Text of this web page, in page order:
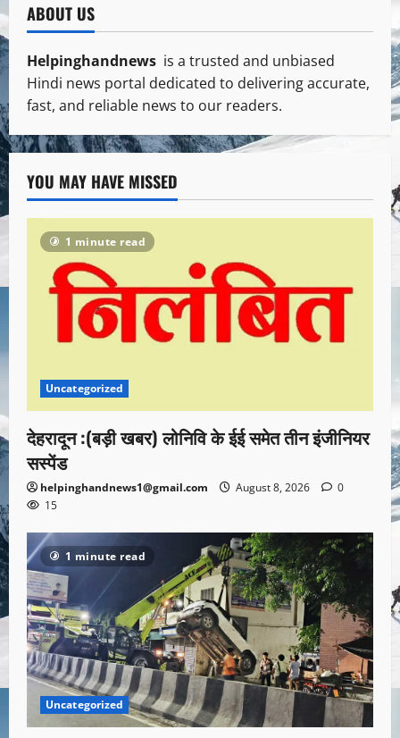
ABOUT US
Helpinghandnews is a trusted and unbiased
Hindi news portal dedicated to delivering accurate,
fast, and reliable news to our readers.
YOU MAY HAVE MISSED
1 minute read
Uncategorized
देहरादून :(बड़ी खबर) लोनिवि के ईई समेत तीन इंजीनियर
सस्पेंड
helpinghandnews1@gmail.com August 8, 2026
0
15
1 minute read
Uncategorized